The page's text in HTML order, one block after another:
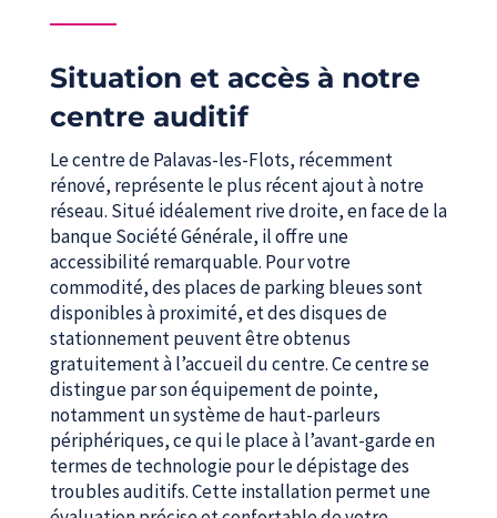
Situation et accès à notre
centre auditif
Le centre de Palavas-les-Flots, récemment
rénové, représente le plus récent ajout à notre
réseau. Situé idéalement rive droite, en face de la
banque Société Générale, il offre une
accessibilité remarquable. Pour votre
commodité, des places de parking bleues sont
disponibles à proximité, et des disques de
stationnement peuvent être obtenus
gratuitement à l’accueil du centre. Ce centre se
distingue par son équipement de pointe,
notamment un système de haut-parleurs
périphériques, ce qui le place à l’avant-garde en
termes de technologie pour le dépistage des
troubles auditifs. Cette installation permet une